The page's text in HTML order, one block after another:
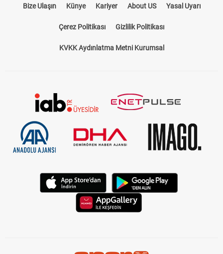
Bize Ulaşın Künye Kariyer About US Yasal Uyarı
Çerez Politikası Gizlilik Politikası
KVKK Aydınlatma Metni Kurumsal